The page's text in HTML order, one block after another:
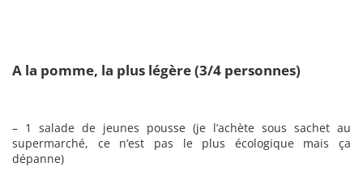
A la pomme, la plus légère (3/4 personnes)
– 1 salade de jeunes pousse (je l’achète sous sachet au
supermarché, ce n’est pas le plus écologique mais ça
dépanne)